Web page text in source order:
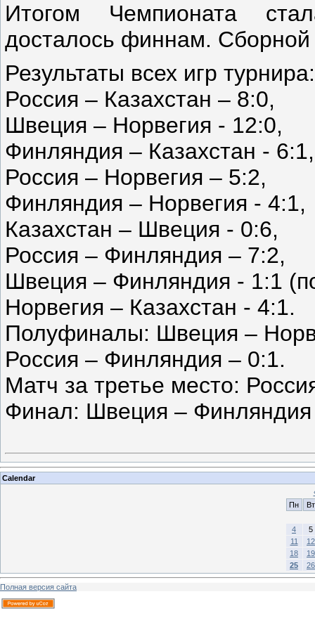
Итогом Чемпионата
досталось финнам. Сборной
Результаты всех игр турнира:
Россия – Казахстан – 8:0,
Швеция – Норвегия - 12:0,
Финляндия – Казахстан - 6:1,
Россия – Норвегия – 5:2,
Финляндия – Норвегия - 4:1,
Казахстан – Швеция - 0:6,
Россия – Финляндия – 7:2,
Швеция – Финляндия - 1:1
Норвегия – Казахстан - 4:1.
Полуфиналы: Швеция –
Россия – Финляндия – 0:1.
Матч за третье место:
Финал: Швеция – Финляндия
Calendar
Пн
Вт
4
5
11
12
18
19
25
26
Полная версия сайта